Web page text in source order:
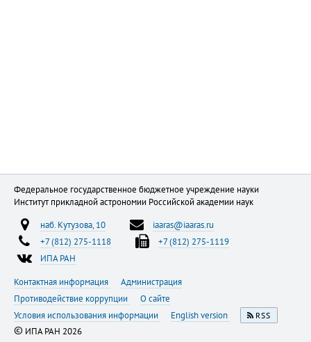
Федеральное государственное бюджетное учреждение науки
Институт прикладной астрономии Российской академии наук
наб. Кутузова, 10
iaaras@iaaras.ru
+7 (812) 275-1118
+7 (812) 275-1119
ИПА РАН
Контактная информация
Администрация
Противодействие коррупции
О сайте
Условия использования информации
English version RSS
© ИПА РАН 2026